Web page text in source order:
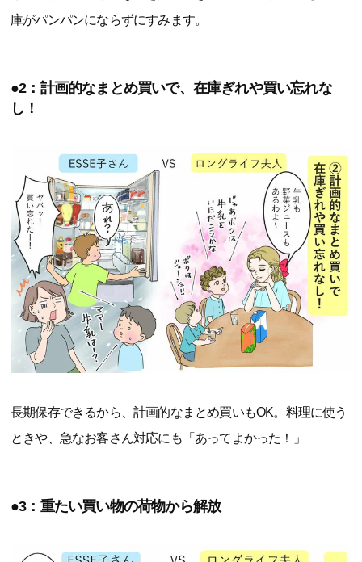
庫がパンパンにならずにすみます。
●2：計画的なまとめ買いで、在庫ぎれや買い忘れな
し！
長期保存できるから、計画的なまとめ買いもOK。料理に使う
ときや、急なお客さん対応にも「あってよかった！」
●3：重たい買い物の荷物から解放